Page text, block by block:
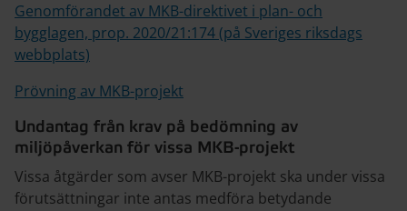
Genomförandet av MKB-direktivet i plan- och
bygglagen, prop. 2020/21:174 (på Sveriges riksdags
webbplats)
Prövning av MKB-projekt
Undantag från krav på bedömning av
miljöpåverkan för vissa MKB-projekt
Vissa åtgärder som avser MKB-projekt ska under vissa
förutsättningar inte antas medföra betydande